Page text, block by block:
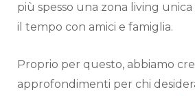
più spesso una zona living
il tempo con amici e famiglia.
Proprio per questo, abbiamo
approfondimenti per chi